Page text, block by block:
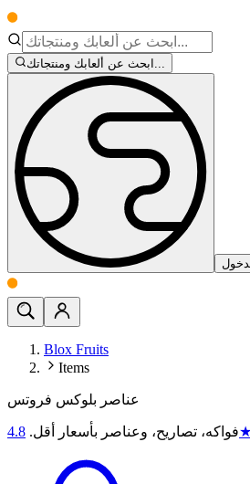
ابحث عن ألعابك ومنتجاتك...
Blox Fruits
Items
عناصر بلوكس فروتس
فواكه، تصاريح، وعناصر بأسعار أقل. 4.8 ★